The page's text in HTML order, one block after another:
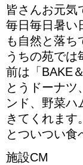
皆さんお元気
毎日毎日暑い
も自然と落ち
うちの苑では
前は「BAKE
とうドーナツ
ンド、野菜ハ
きてくれます
とついつい食
施設CM